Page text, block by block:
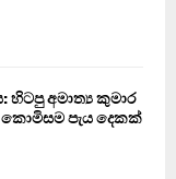
අමාත්‍ය කුමාර
පැය දෙකක්